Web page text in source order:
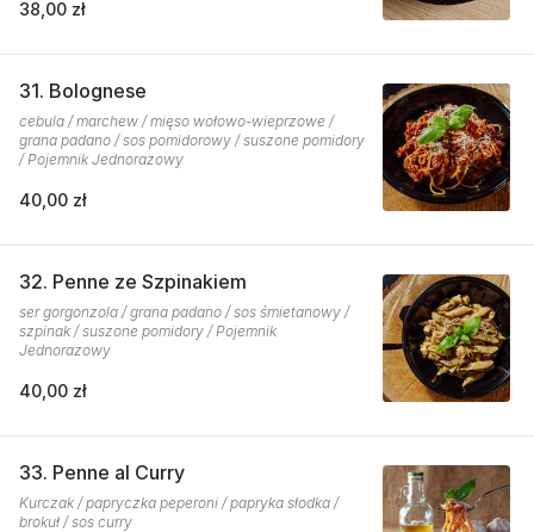
38,00 zł
31. Bolognese
cebula / marchew / mięso wołowo-wieprzowe /
grana padano / sos pomidorowy / suszone pomidory
/ Pojemnik Jednorazowy
40,00 zł
32. Penne ze Szpinakiem
ser gorgonzola / grana padano / sos śmietanowy /
szpinak / suszone pomidory / Pojemnik
Jednorazowy
40,00 zł
33. Penne al Curry
Kurczak / papryczka peperoni / papryka słodka /
brokuł / sos curry